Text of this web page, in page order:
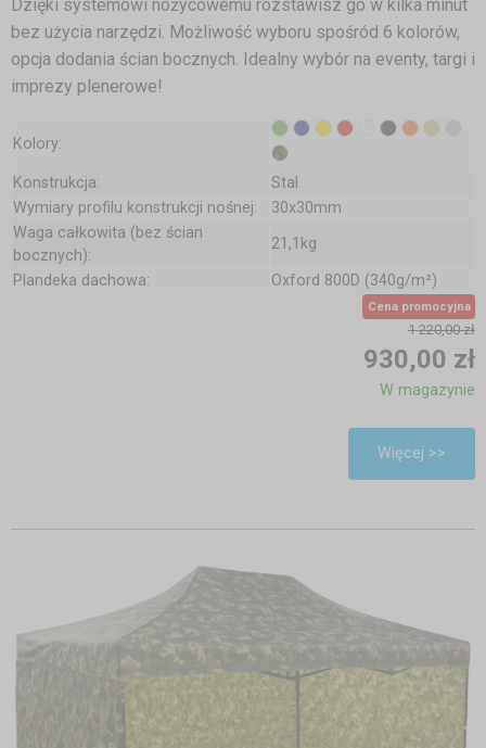
Dzięki systemowi nożycowemu rozstawisz go w kilka minut
bez użycia narzędzi. Możliwość wyboru spośród 6 kolorów,
opcja dodania ścian bocznych. Idealny wybór na eventy, targi i
imprezy plenerowe!
Kolory:
Konstrukcja:
Stal
Wymiary profilu konstrukcji nośnej:
30x30mm
Waga całkowita (bez ścian
bocznych):
21,1kg
Plandeka dachowa:
Oxford 800D (340g/m²)
Cena promocyjna
1 220,00 zł
930,00 zł
W magazynie
Więcej >>